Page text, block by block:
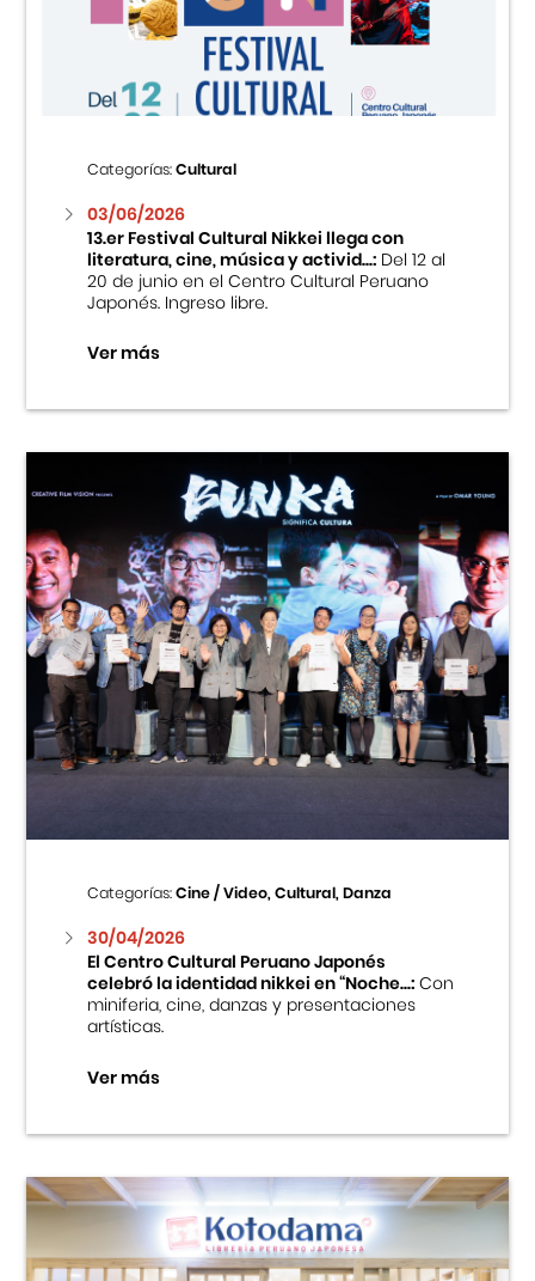
Centro Cultural Peruano Japonés
Cursos
Museo de la Inmigración Japonesa
Fondo Editorial
Teatro Peruano Japonés
Categorías:Cultural
03/06/2026
13.er Festival Cultural Nikkei llega con
literatura, cine, música y activid...:Del 12 al
20 de junio en el Centro Cultural Peruano
Japonés. Ingreso libre.
Ver más
Categorías:Cine / Video, Cultural, Danza
30/04/2026
El Centro Cultural Peruano Japonés
celebró la identidad nikkei en “Noche...:Con
miniferia, cine, danzas y presentaciones
artísticas.
Ver más